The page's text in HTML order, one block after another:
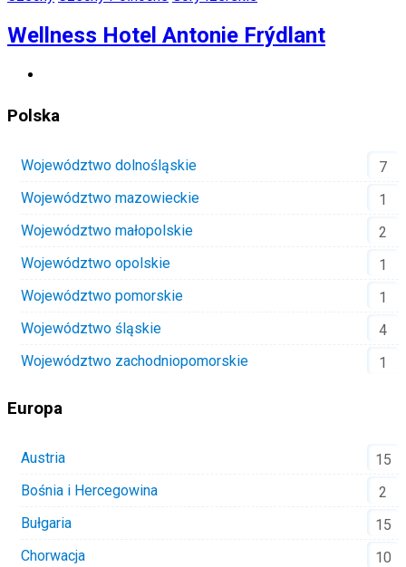
Wellness Hotel Antonie Frýdlant
Polska
Województwo dolnośląskie
7
Województwo mazowieckie
1
Województwo małopolskie
2
Województwo opolskie
1
Województwo pomorskie
1
Województwo śląskie
4
Województwo zachodniopomorskie
1
Europa
Austria
15
Bośnia i Hercegowina
2
Bułgaria
15
Chorwacja
10